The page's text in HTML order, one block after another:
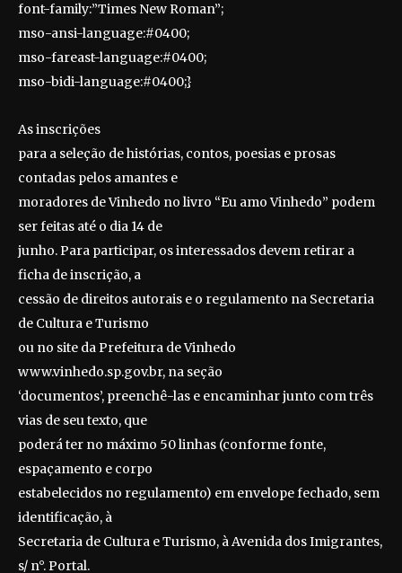
font-family:”Times New Roman”;
mso-ansi-language:#0400;
mso-fareast-language:#0400;
mso-bidi-language:#0400;}
As inscrições
para a seleção de histórias, contos, poesias e prosas
contadas pelos amantes e
moradores de Vinhedo no livro “Eu amo Vinhedo” podem
ser feitas até o dia 14 de
junho. Para participar, os interessados devem retirar a
ficha de inscrição, a
cessão de direitos autorais e o regulamento na Secretaria
de Cultura e Turismo
ou no site da Prefeitura de Vinhedo
www.vinhedo.sp.gov.br, na seção
‘documentos’, preenchê-las e encaminhar junto com três
vias de seu texto, que
poderá ter no máximo 50 linhas (conforme fonte,
espaçamento e corpo
estabelecidos no regulamento) em envelope fechado, sem
identificação, à
Secretaria de Cultura e Turismo, à Avenida dos Imigrantes,
s/ n°. Portal.